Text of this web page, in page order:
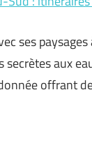
ses
secrètes aux
offrant